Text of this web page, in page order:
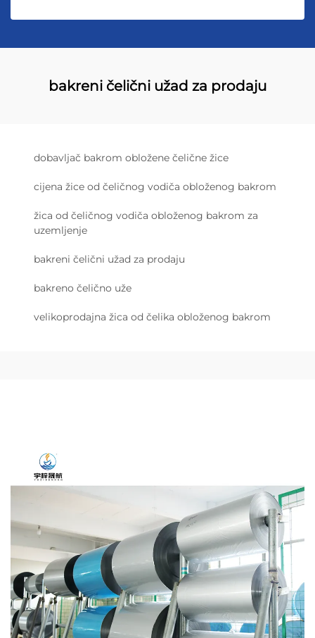
bakreni čelični užad za prodaju
dobavljač bakrom obložene čelične žice
cijena žice od čeličnog vodiča obloženog bakrom
žica od čeličnog vodiča obloženog bakrom za
uzemljenje
bakreni čelični užad za prodaju
bakreno čelično uže
velikoprodajna žica od čelika obloženog bakrom